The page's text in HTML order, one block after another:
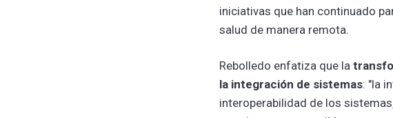
iniciativas que han continuado
salud de manera remota.
Rebolledo enfatiza que la
la integración de sistemas: "la
interoperabilidad de los